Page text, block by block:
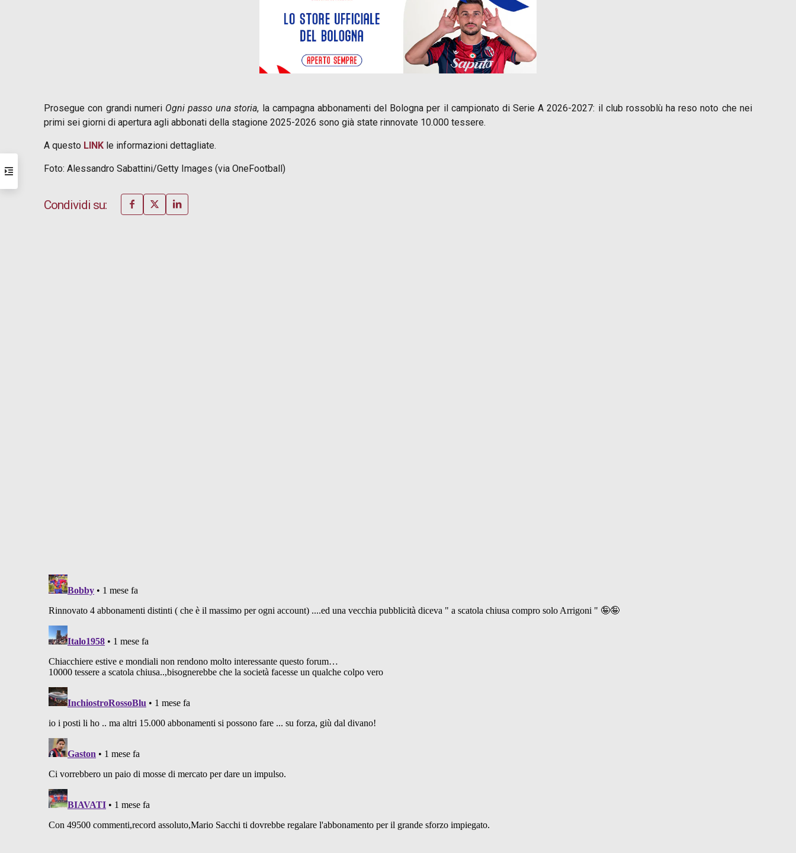
Prosegue con grandi numeri Ogni passo una storia, la campagna abbonamenti del Bologna per il campionato di Serie A 2026-2027: il club rossoblù ha reso noto che nei
primi sei giorni di apertura agli abbonati della stagione 2025-2026 sono già state rinnovate 10.000 tessere.
A questo LINK le informazioni dettagliate.
Foto: Alessandro Sabattini/Getty Images (via OneFootball)
Condividi su: